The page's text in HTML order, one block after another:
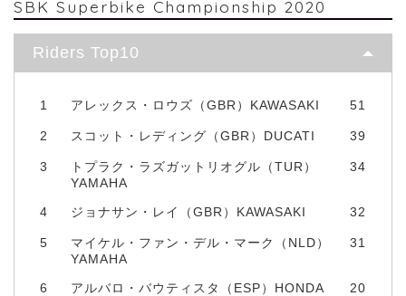
SBK Superbike Championship 2020
Riders Top10
1 アレックス・ロウズ（GBR）KAWASAKI 51
2 スコット・レディング（GBR）DUCATI 39
3
トプラク・ラズガットリオグル（TUR）
YAMAHA
34
4 ジョナサン・レイ（GBR）KAWASAKI 32
5
マイケル・ファン・デル・マーク（NLD）
YAMAHA
31
6 アルバロ・バウティスタ（ESP）HONDA 20